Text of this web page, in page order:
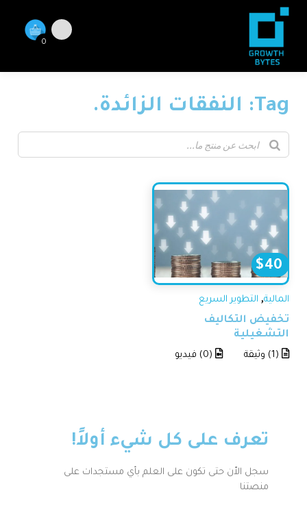
0
Tag: النفقات الزائدة.
$40
المالية, التطوير السريع
تخفيض التكاليف
التشغيلية
(0) فيديو (1) وثيقة
تعرف على كل شيء أولاً!
سجل الاّن حتى تكون على العلم بأي مستجدات على
منصتنا